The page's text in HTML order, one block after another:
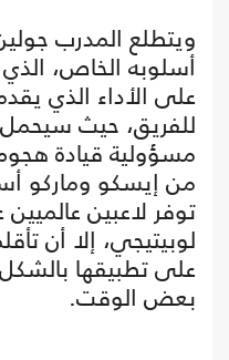
ويتطلع المدرب
أسلوبه الخاص،
على الأداء الذي
للفريق، حيث
مسؤولية قيادة
من إيسكو وماركو
توفر لاعبين
لوبيتيجي، إلا أن
على تطبيقها
بعض الوقت.